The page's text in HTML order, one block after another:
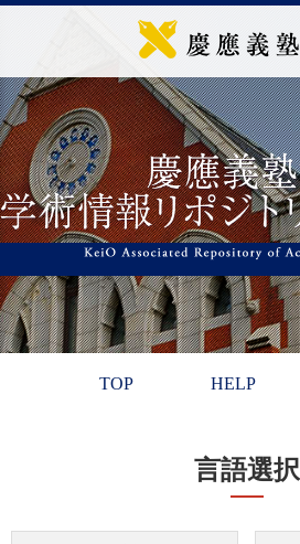
TOP HELP
言語選択